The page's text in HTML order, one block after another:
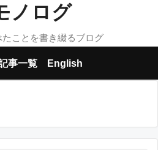
ノログ
ことを書き綴るブログ
事一覧 English